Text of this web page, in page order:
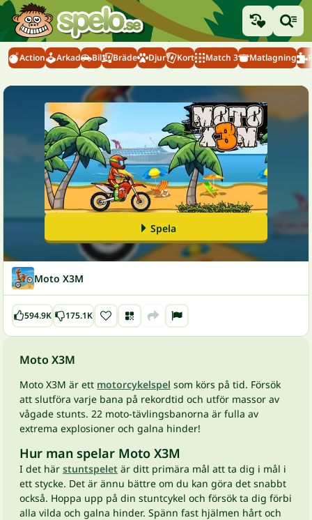
Action Arkad Bil Bräde Djur Kort Match 3 Matlagning
Spela
Moto X3M
594.9K 175.1K
Moto X3M
Moto X3M är ett motorcykelspel som körs på tid. Försök
att slutföra varje bana på rekordtid och utför massor av
vågade stunts. 22 moto-tävlingsbanorna är fulla av
extrema explosioner och galna hinder!
Hur man spelar Moto X3M
I det här stuntspelet är ditt primära mål att ta dig i mål i
ett stycke. Det är ännu bättre om du kan göra det snabbt
också. Hoppa upp på din stuntcykel och försök ta dig förbi
alla vilda och galna hinder. Spänn fast hjälmen hårt och